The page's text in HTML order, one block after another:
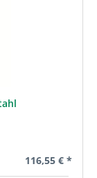
Regulärer
116,55 € *